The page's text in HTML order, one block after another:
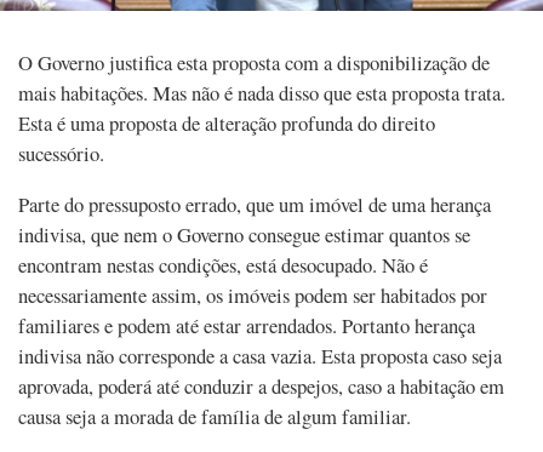
O Governo justifica esta proposta com a disponibilização de
mais habitações. Mas não é nada disso que esta proposta trata.
Esta é uma proposta de alteração profunda do direito
sucessório.
Parte do pressuposto errado, que um imóvel de uma herança
indivisa, que nem o Governo consegue estimar quantos se
encontram nestas condições, está desocupado. Não é
necessariamente assim, os imóveis podem ser habitados por
familiares e podem até estar arrendados. Portanto herança
indivisa não corresponde a casa vazia. Esta proposta caso seja
aprovada, poderá até conduzir a despejos, caso a habitação em
causa seja a morada de família de algum familiar.